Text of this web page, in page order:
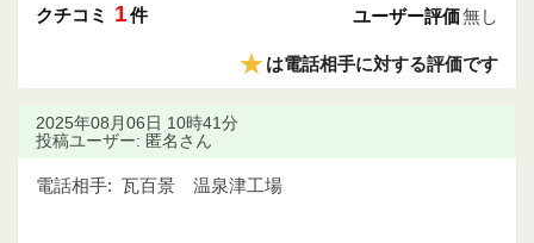
クチコミ 1件 ユーザー評価無し
★は電話相手に対する評価です
2025年08月06日 10時41分
投稿ユーザー: 匿名さん
電話相手: 瓦百景 温泉津工場